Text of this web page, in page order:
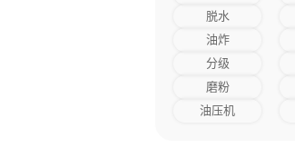
脱水
油炸
分级
磨粉
油压机